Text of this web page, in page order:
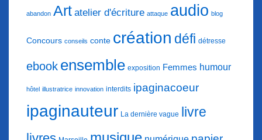
abandon Art atelier d'écriture attaque audio blog
Concours conseils conte création défi détresse
ebook ensemble exposition Femmes humour
hôtel illustratrice innovation interdits ipaginacoeur
ipaginauteur La dernière vague livre